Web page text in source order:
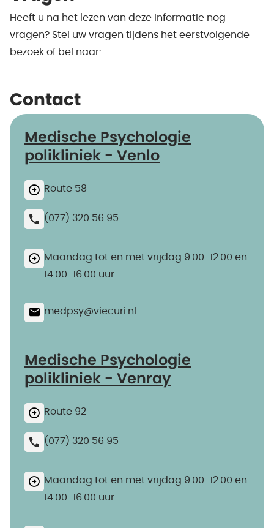
Heeft u na het lezen van deze informatie nog
vragen? Stel uw vragen tijdens het eerstvolgende
bezoek of bel naar:
Contact
Medische Psychologie
polikliniek - Venlo
Route 58
(077) 320 56 95
Maandag tot en met vrijdag 9.00-12.00 en
14.00-16.00 uur
medpsy@​viecuri.nl
Medische Psychologie
polikliniek - Venray
Route 92
(077) 320 56 95
Maandag tot en met vrijdag 9.00-12.00 en
14.00-16.00 uur